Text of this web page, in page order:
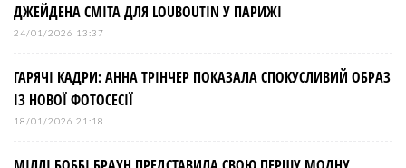
ДЖЕЙДЕНА СМІТА ДЛЯ LOUBOUTIN У ПАРИЖІ
24/01/2026 13:37
ГАРЯЧІ КАДРИ: АННА ТРІНЧЕР ПОКАЗАЛА СПОКУСЛИВИЙ ОБРАЗ
ІЗ НОВОЇ ФОТОСЕСІЇ
18/01/2026 21:18